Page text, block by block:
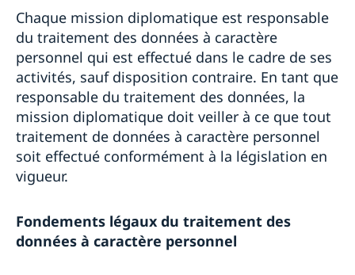
Chaque mission diplomatique est responsable
du traitement des données à caractère
personnel qui est effectué dans le cadre de ses
activités, sauf disposition contraire. En tant que
responsable du traitement des données, la
mission diplomatique doit veiller à ce que tout
traitement de données à caractère personnel
soit effectué conformément à la législation en
vigueur.
Fondements légaux du traitement des
données à caractère personnel